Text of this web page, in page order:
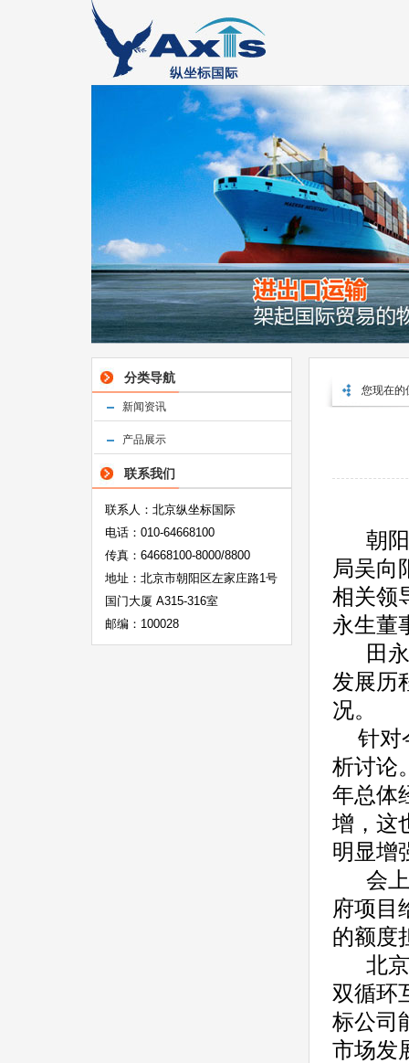
分类导航
新闻资讯
产品展示
联系我们
联系人：北京纵坐标国际
电话：010-64668100
传真：64668100-8000/8800
地址：北京市朝阳区左家庄路1号
国门大厦 A315-316室
邮编：100028
您现在的
朝
局吴向
相关领
永生董
田
发展历
况。
针对
析讨论
年总体
增，这
明显增
会
府项目
的额度
北
双循环
标公司
市场发